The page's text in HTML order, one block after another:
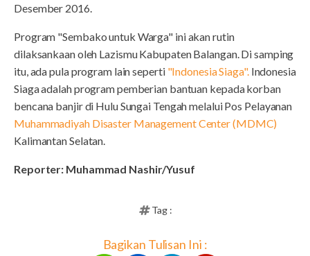
Desember 2016.
Program "Sembako untuk Warga" ini akan rutin
dilaksankaan oleh Lazismu Kabupaten Balangan. Di samping
itu, ada pula program lain seperti "Indonesia Siaga". Indonesia
Siaga adalah program pemberian bantuan kepada korban
bencana banjir di Hulu Sungai Tengah melalui Pos Pelayanan
Muhammadiyah Disaster Management Center (MDMC)
Kalimantan Selatan.
Reporter: Muhammad Nashir/Yusuf
Tag :
Bagikan Tulisan Ini :